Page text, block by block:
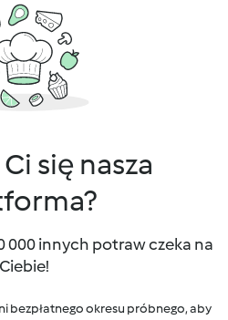
się nasza
000 innych potraw czeka na
Ciebie!
bezpłatnego okresu próbnego, aby